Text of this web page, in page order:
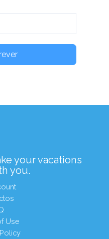
your vacations
you.
Use